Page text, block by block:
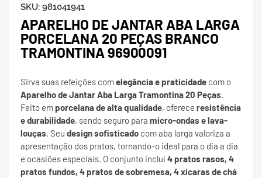
SKU: 981041941
APARELHO DE JANTAR ABA LARGA
PORCELANA 20 PEÇAS BRANCO
TRAMONTINA 96900091
Sirva suas refeições comelegância e praticidade com o
Aparelho de Jantar Aba Larga Tramontina 20 Peças.
Feito emporcelana de alta qualidade, oferece resistência
e durabilidade, sendo seguro para micro-ondas e lava-
louças. Seu design sofisticado com aba larga valoriza a
apresentação dos pratos, tornando-o ideal para o dia a dia
e ocasiões especiais. O conjunto inclui 4 pratos rasos, 4
pratos fundos, 4 pratos de sobremesa, 4 xícaras de chá